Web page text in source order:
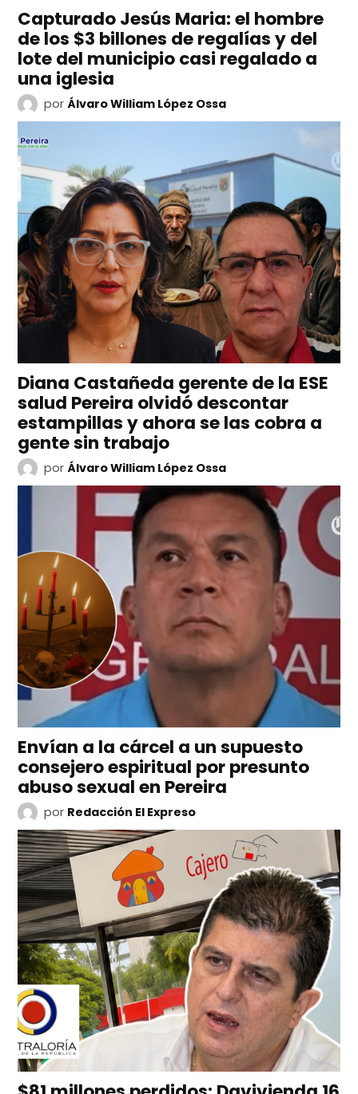
Capturado Jesús Maria: el hombre
de los $3 billones de regalías y del
lote del municipio casi regalado a
una iglesia
por Álvaro William López Ossa
Diana Castañeda gerente de la ESE
salud Pereira olvidó descontar
estampillas y ahora se las cobra a
gente sin trabajo
por Álvaro William López Ossa
Envían a la cárcel a un supuesto
consejero espiritual por presunto
abuso sexual en Pereira
por Redacción El Expreso